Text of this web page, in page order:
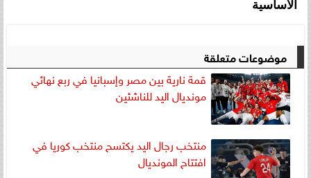
الأساسية
موضوعات متعلقة
قمة نارية بين مصر وإسبانيا في ربع نهائي
مونديال اليد للناشئين
منتخب رجال اليد يكتسح منتخب كوريا في
افتتاح المونديال